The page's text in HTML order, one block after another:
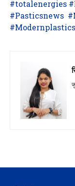
#totalenergies
#Pasticsnews